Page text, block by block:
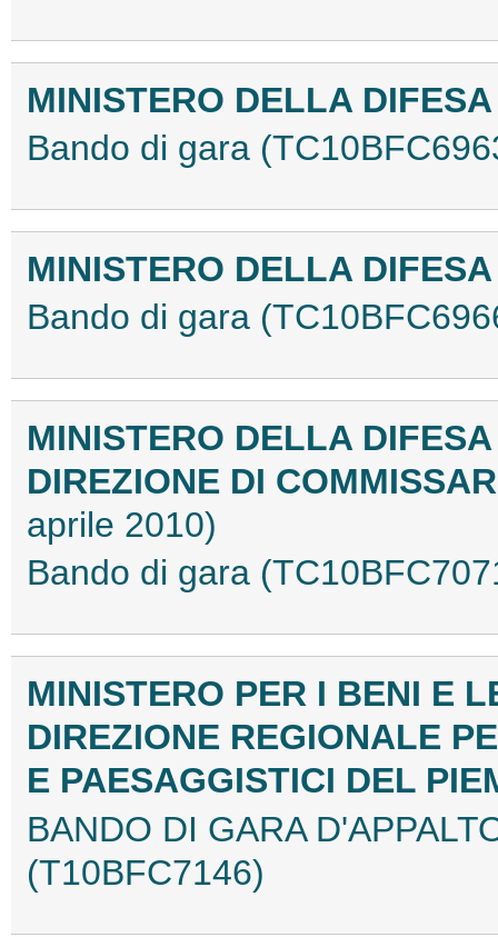
MINISTERO DELLA
Bando di gara
MINISTERO DELLA
Bando di gara
MINISTERO DELLA DIFESA
DIREZIONE DI
aprile 2010)
Bando di gara
MINISTERO PER I BENI E
DIREZIONE REGIONALE
E PAESAGGISTICI DEL
BANDO DI GARA
(T10BFC7146)